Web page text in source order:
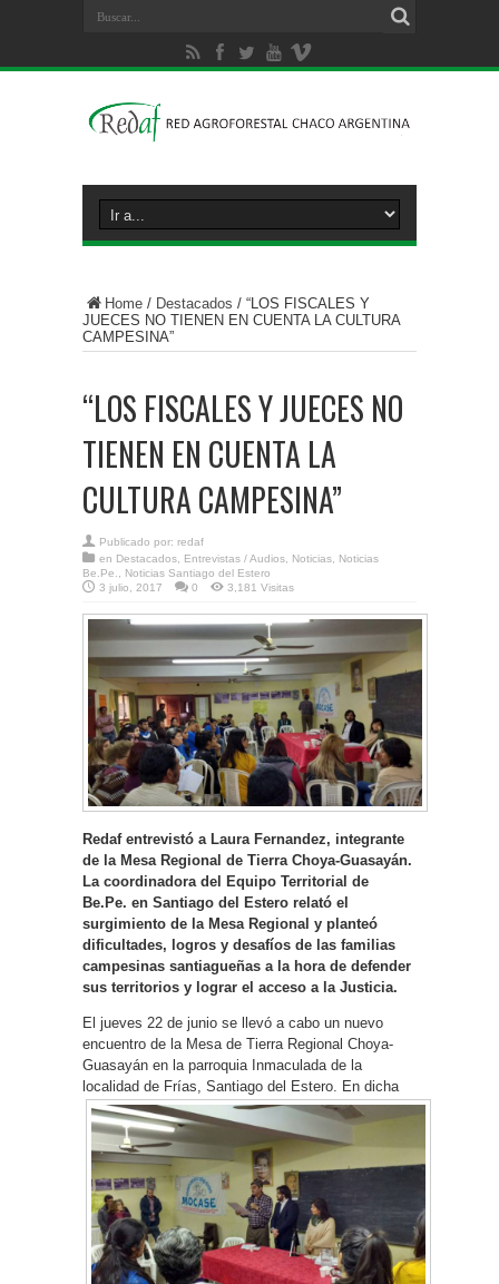
Home / Destacados / “LOS FISCALES Y
JUECES NO TIENEN EN CUENTA LA CULTURA
CAMPESINA”
“LOS FISCALES Y JUECES NO
TIENEN EN CUENTA LA
CULTURA CAMPESINA”
Publicado por: redaf
en Destacados Entrevistas / Audios Noticias
Noticias
Be.Pe.
Noticias Santiago del Estero
3 julio, 2017
0 3,181 Visitas
Redaf entrevistó a Laura Fernandez, integrante
de la Mesa Regional de Tierra Choya-Guasayán.
La coordinadora del Equipo Territorial de
Be.Pe. en Santiago del Estero relató el
surgimiento de la Mesa Regional y planteó
dificultades, logros y desafíos de las familias
campesinas santiagueñas a la hora de defender
sus territorios y lograr el acceso a la Justicia.
El jueves 22 de junio se llevó a cabo un nuevo
encuentro de la Mesa de Tierra Regional Choya-
Guasayán en la parroquia Inmaculada de la
localidad de Frías, Santiago del Estero. En dicha